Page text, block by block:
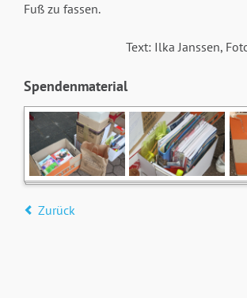
Fuß zu fassen.
Text: Ilka Janssen,
Spendenmaterial
Zurück